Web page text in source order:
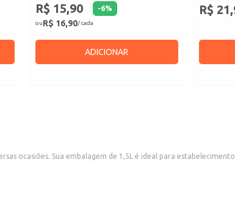
R$ 15,90 -6%
ouR$ 16,90/ cada
ADICIONAR
R$
padarias que desejam oferecer